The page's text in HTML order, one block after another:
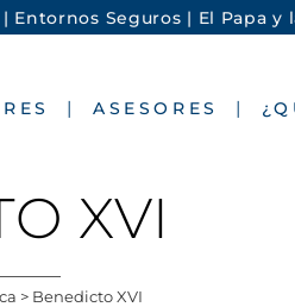
Entornos Seguros | El Papa y
ASESORES
XVI
> Benedicto XVI